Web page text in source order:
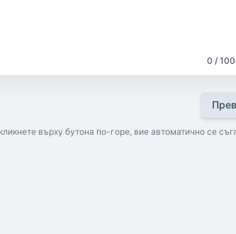
0 /
върху бутона по-горе, вие автоматично се